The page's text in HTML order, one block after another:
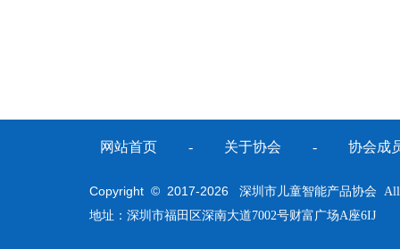
网站首页 - 关于协会 - 协会成
Copyright © 2017-2026
深圳市儿童智能产品协会 All
地址：深圳市福田区深南大道7002号财富广场A座6IJ